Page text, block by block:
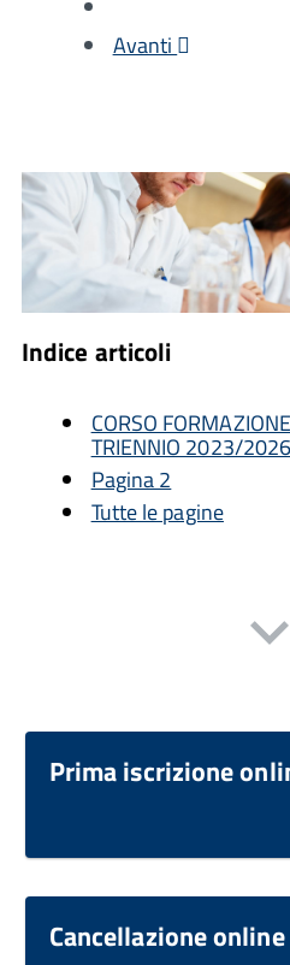
Avanti
Indice articoli
CORSO
TRIENNIO 2023/2026
Pagina 2
Tutte le pagine
Prima iscrizione
Cancellazione online